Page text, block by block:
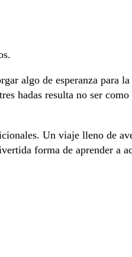
algo de esperanza para
hadas resulta no ser como
Un viaje lleno de
forma de aprender a